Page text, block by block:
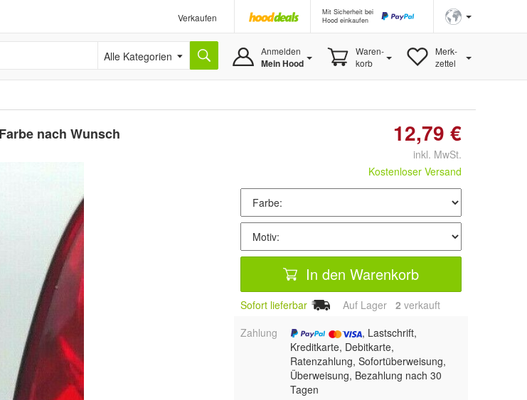
Verkaufen
Mit Sicherheit bei
Hood einkaufen
Alle Kategorien Anmelden
Mein Hood
Waren-
korb
Merk-
zettel
nach Wunsch 12,79 €
inkl. MwSt.
Kostenloser Versand
In den Warenkorb
Sofort lieferbar Auf Lager 2 verkauft
Zahlung
, Lastschrift,
Kreditkarte, Debitkarte,
Ratenzahlung, Sofortüberweisung,
Überweisung, Bezahlung nach 30
Tagen